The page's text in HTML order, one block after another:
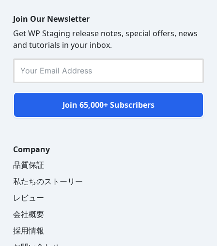
Join Our Newsletter
Get WP Staging release notes, special offers, news
and tutorials in your inbox.
Join 65,000+ Subscribers
Company
品質保証
私たちのストーリー
レビュー
会社概要
採用情報